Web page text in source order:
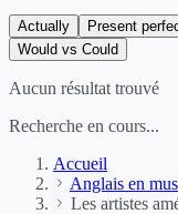
Actually Present
Would vs Could
Aucun résultat trouvé
Recherche en cours...
Accueil
Anglais en
Les artistes